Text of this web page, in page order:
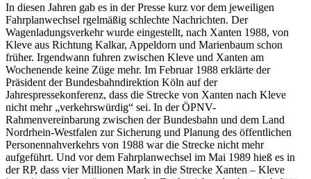
In diesen Jahren gab es in der Presse kurz vor dem jeweiligen
Fahrplanwechsel rgelmäßig schlechte Nachrichten. Der
Wagenladungsverkehr wurde eingestellt, nach Xanten 1988, von
Kleve aus Richtung Kalkar, Appeldorn und Marienbaum schon
früher. Irgendwann fuhren zwischen Kleve und Xanten am
Wochenende keine Züge mehr. Im Februar 1988 erklärte der
Präsident der Bundesbahndirektion Köln auf der
Jahrespressekonferenz, dass die Strecke von Xanten nach Kleve
nicht mehr „verkehrswürdig“ sei. In der ÖPNV-
Rahmenvereinbarung zwischen der Bundesbahn und dem Land
Nordrhein-Westfalen zur Sicherung und Planung des öffentlichen
Personennahverkehrs von 1988 war die Strecke nicht mehr
aufgeführt. Und vor dem Fahrplanwechsel im Mai 1989 hieß es in
der RP, dass vier Millionen Mark in die Strecke Xanten – Kleve